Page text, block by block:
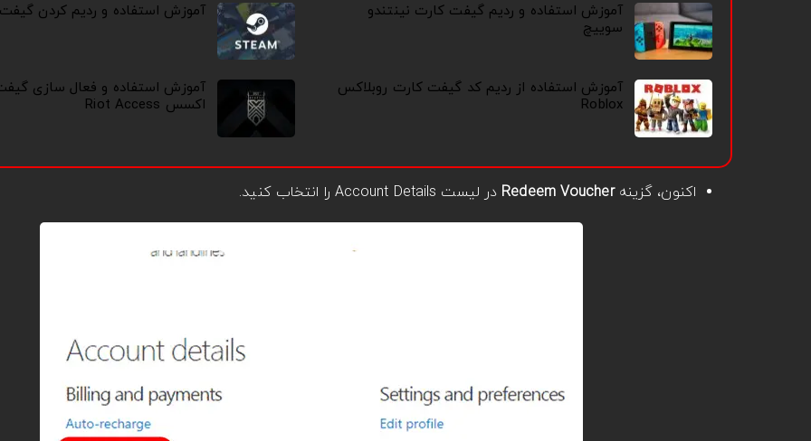
آموزش استفاده و ردیم گیفت کارت نینتندو
سوییچ
آموزش استفاده و ردیم کردن
آموزش استفاده از ردیم کد گیفت کارت روبلاکس
Roblox
آموزش استفاده و فعال سازی
اکسس Riot Access
اکنون، گزینهRedeem Voucher در لیست Account Details را انتخاب کنید.